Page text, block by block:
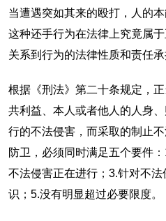
当遭遇突如其来的殴打，人的
这种还手行为在法律上究竟属
关系到行为的法律性质和责任承
根据《刑法》第二十条规定，
共利益、本人或者他人的人身
行的不法侵害，而采取的制止
防卫，必须同时满足五个要件
不法侵害正在进行；3.针对不
识；5.没有明显超过必要限度。